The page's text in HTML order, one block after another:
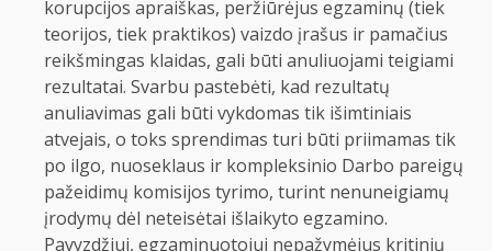
korupcijos apraiškas, peržiūrėjus egzaminų (tiek
teorijos, tiek praktikos) vaizdo įrašus ir pamačius
reikšmingas klaidas, gali būti anuliuojami teigiami
rezultatai. Svarbu pastebėti, kad rezultatų
anuliavimas gali būti vykdomas tik išimtiniais
atvejais, o toks sprendimas turi būti priimamas tik
po ilgo, nuoseklaus ir kompleksinio Darbo pareigų
pažeidimų komisijos tyrimo, turint nenuneigiamų
įrodymų dėl neteisėtai išlaikyto egzamino.
Pavyzdžiui, egzaminuotojui nepažymėjus kritinių